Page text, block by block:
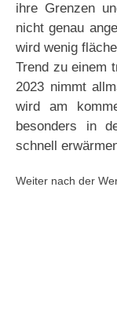
ihre Grenzen
nicht genau
wird wenig
Trend zu einem
2023 nimmt
wird am
besonders in
schnell
Weiter nach der